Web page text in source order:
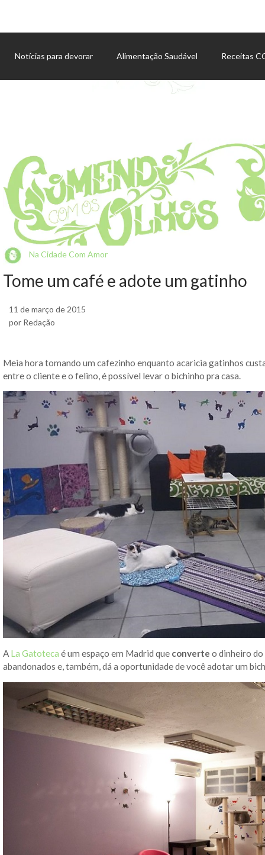
Notícias para devorar Alimentação Saudável Receitas
Na Cidade Com Amor
Tome um café e adote um gatinho
11 de março de 2015
por Redação
Meia hora tomando um cafezinho enquanto acaricia gatinhos
entre o cliente e o felino, é possível levar o bichinho pra casa.
A La Gatoteca é um espaço em Madrid que converte o dinheiro
abandonados e, também, dá a oportunidade de você adotar um